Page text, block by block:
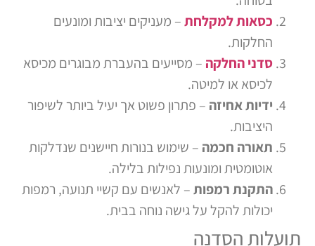
כסאות למקלחת– מעניקים יציבות ומונעים
החלקות.
סדני החלקה– מסייעים בהעברת מבוגרים מכיסא
לכיסא או למיטה.
ידיות אחיזה– פתרון פשוט אך יעיל ביותר לשיפור
היציבות.
תאורה חכמה– שימוש בנורות חיישנים שנדלקות
אוטומטית ומונעות נפילות בלילה.
התקנת רמפות– לאנשים עם קשיי תנועה, רמפות
יכולות להקל על גישה נוחה בבית.
תועלות הסדנה